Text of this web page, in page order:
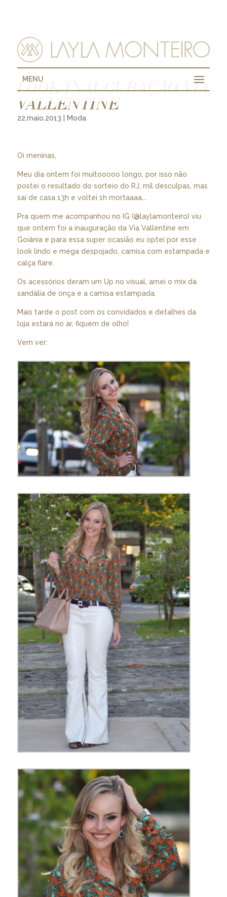
MENU
LOOK INAUGURAÇÃO VIA
VALLENTINE
22.maio.2013 Moda
Oi meninas,
Meu dia ontem foi muitooooo longo, por isso não
postei o resultado do sorteio do RJ, mil desculpas, mas
saí de casa 13h e voltei 1h mortaaaa….
Pra quem me acompanhou no IG (@laylamonteiro) viu
que ontem foi a inauguração da Via Vallentine em
Goiânia e para essa super ocasião eu optei por esse
look lindo e mega despojado, camisa com estampada e
calça flare.
Os acessórios deram um Up no visual, amei o mix da
sandália de onça e a camisa estampada.
Mais tarde o post com os convidados e detalhes da
loja estará no ar, fiquem de olho!
Vem ver: